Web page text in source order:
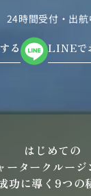
24時間受付・出航
る LINEで
はじめての
ータークルージ
功に導く9つの